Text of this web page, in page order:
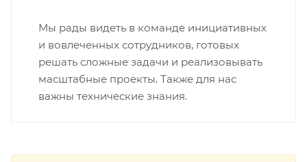
Мы рады видеть в команде инициативных
и вовлеченных сотрудников, готовых
решать сложные задачи и реализовывать
масштабные проекты. Также для нас
важны технические знания.